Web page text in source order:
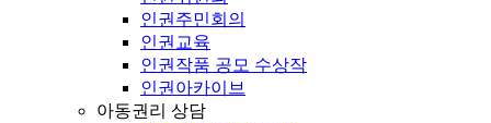
인권주민회의
인권교육
인권작품 공모 수상작
인권아카이브
아동권리 상담